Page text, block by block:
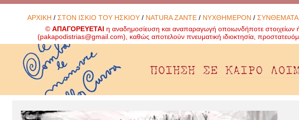
ΑΡΧΙΚΗ /ΣΤΟΝ ΙΣΚΙΟ ΤΟΥ ΗΣΚΙΟΥ / NATURA ZANTE / ΝΥΧΘΗΜΕΡΟΝ /
©ΑΠΑΓΟΡΕΥΕΤΑΙ η αναδημοσίευση και αναπαραγωγή οποιωνδήποτε
(pakapodistrias@gmail.com), καθώς αποτελούν πνευματική ιδιοκτησία,